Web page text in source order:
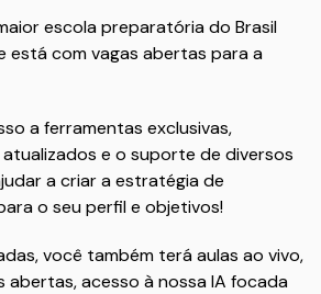
escola preparatória do Brasil
está com vagas abertas para a
a ferramentas exclusivas,
e o suporte de diversos
a criar a estratégia de
o seu perfil e objetivos!
você também terá aulas ao vivo,
abertas, acesso à nossa IA focada